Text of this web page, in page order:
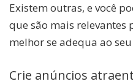
Existem outras, e você
que são mais relevantes
melhor se adequa ao
Crie anúncios